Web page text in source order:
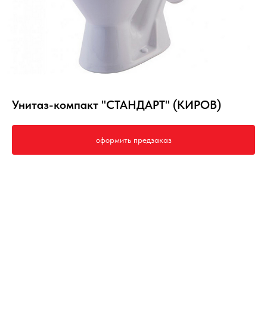
Унитаз-компакт "СТАНДАРТ" (КИРОВ)
оформить предзаказ